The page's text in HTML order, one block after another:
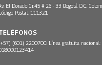
El Dorado Cr.45 # 26 - 33 Bogotá D.C.
Postal: 111321
(601) 2200700. Línea gratuita nacional: